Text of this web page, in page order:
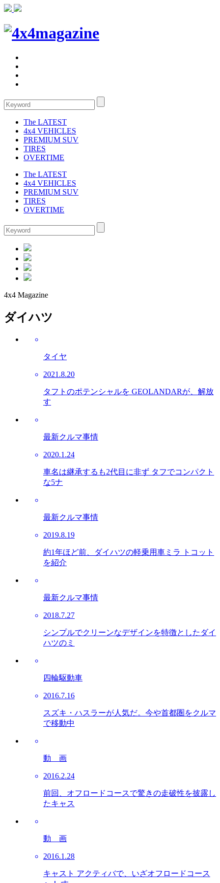
The LATEST
4x4 VEHICLES
PREMIUM SUV
TIRES
OVERTIME
The LATEST
4x4 VEHICLES
PREMIUM SUV
TIRES
OVERTIME
4x4 Magazine
ダイハツ
タイヤ
2021.8.20
タフトのポテンシャルを GEOLANDARが、解放
す
最新クルマ事情
2020.1.24
車名は継承するも2代目に非ず タフでコンパクト
な5ナ
最新クルマ事情
2019.8.19
約1年ほど前、ダイハツの軽乗用車ミラ トコット
を紹介
最新クルマ事情
2018.7.27
シンプルでクリーンなデザインを特徴としたダイ
ハツのミ
四輪駆動車
2016.7.16
スズキ・ハスラーが人気だ。今や首都圏をクルマ
で移動中
動 画
2016.2.24
前回、オフロードコースで驚きの走破性を披露し
たキャス
動 画
2016.1.28
キャスト アクティバで、いざオフロードコース